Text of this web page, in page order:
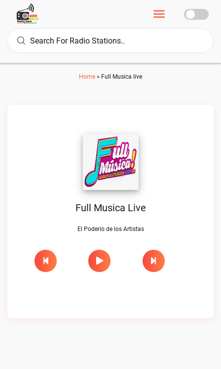
Home » Full Musica live
Full Musica Live
El Poderio de los Artistas